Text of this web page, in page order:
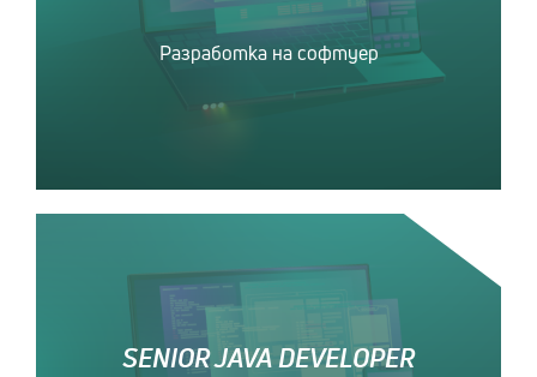
Разработка на софтуер
SENIOR JAVA DEVELOPER